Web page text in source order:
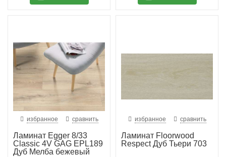
избранное сравнить
Ламинат Egger 8/33
Classic 4V GAG EPL189
Дуб Мелба бежевый
избранное сравнить
Ламинат Floorwood
Respect Дуб Тьери 703